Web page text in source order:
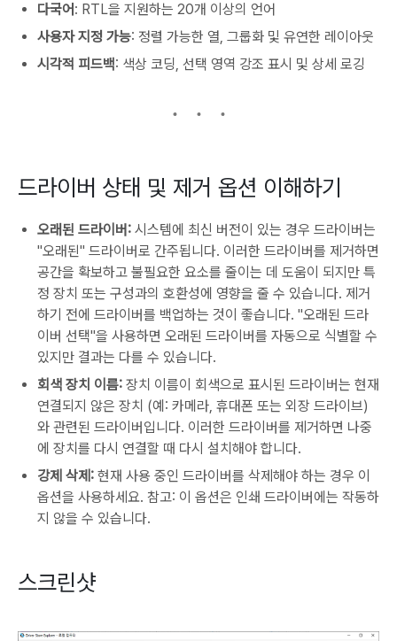
다국어 : RTL을 지원하는 20개 이상의 언어
사용자 지정 가능: 정렬 가능한 열, 그룹화 및 유연한 레이아웃
시각적 피드백: 색상 코딩, 선택 영역 강조 표시 및 상세 로깅
드라이버 상태 및 제거 옵션 이해하기
오래된 드라이버: 시스템에 최신 버전이 있는 경우 드라이버는
"오래된" 드라이버로 간주됩니다. 이러한 드라이버를 제거하면
공간을 확보하고 불필요한 요소를 줄이는 데 도움이 되지만 특
정 장치 또는 구성과의 호환성에 영향을 줄 수 있습니다. 제거
하기 전에 드라이버를 백업하는 것이 좋습니다. "오래된 드라
이버 선택"을 사용하면 오래된 드라이버를 자동으로 식별할 수
있지만 결과는 다를 수 있습니다.
회색 장치 이름: 장치 이름이 회색으로 표시된 드라이버는 현재
연결되지 않은 장치 (예: 카메라, 휴대폰 또는 외장 드라이브)
와 관련된 드라이버입니다. 이러한 드라이버를 제거하면 나중
에 장치를 다시 연결할 때 다시 설치해야 합니다.
강제 삭제: 현재 사용 중인 드라이버를 삭제해야 하는 경우 이
옵션을 사용하세요. 참고: 이 옵션은 인쇄 드라이버에는 작동하
지 않을 수 있습니다.
스크린샷